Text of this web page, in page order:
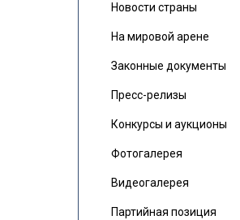
Новости страны
На мировой арене
Законные документы
Пресс-релизы
Конкурсы и аукционы
Фотогалерея
Видеогалерея
Партийная позиция